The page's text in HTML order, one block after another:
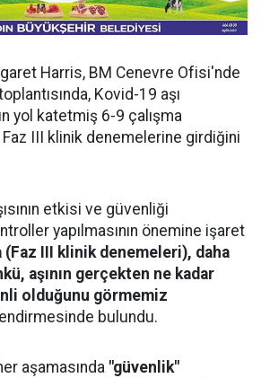
Harris, BM Cenevre Ofisi'nde
Kovid-19 aşı
yol katetmiş 6-9 çalışma
Faz III klinik denemelerine girdiğini
etkisi ve güvenliği
yapılmasının önemine işaret
(Faz III klinik denemeleri), daha
aşının gerçekten ne kadar
olduğunu görmemiz
bulundu.
aşamasında "güvenlik"